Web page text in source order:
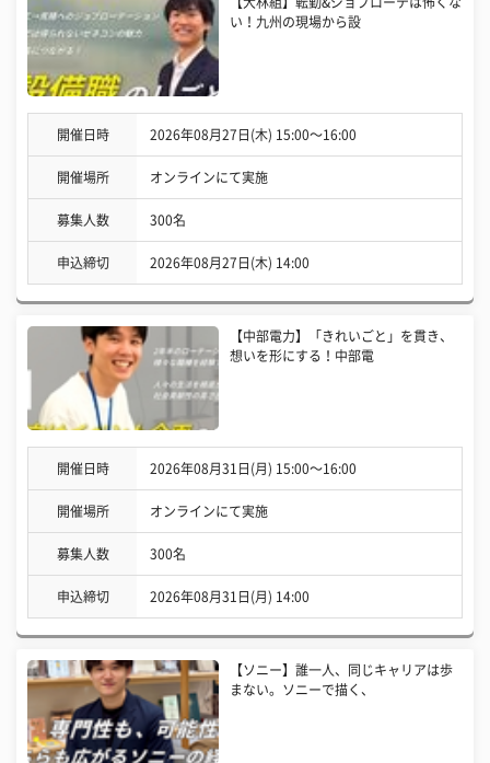
【大林組】転勤&ジョブローテは怖くな
い！九州の現場から設
開催日時 2026年08月27日(木) 15:00〜16:00
開催場所 オンラインにて実施
募集人数 300名
申込締切 2026年08月27日(木) 14:00
【中部電力】「きれいごと」を貫き、
想いを形にする！中部電
開催日時 2026年08月31日(月) 15:00〜16:00
開催場所 オンラインにて実施
募集人数 300名
申込締切 2026年08月31日(月) 14:00
【ソニー】誰一人、同じキャリアは歩
まない。ソニーで描く、